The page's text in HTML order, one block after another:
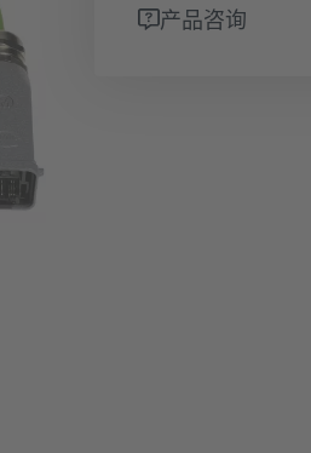
产品咨询